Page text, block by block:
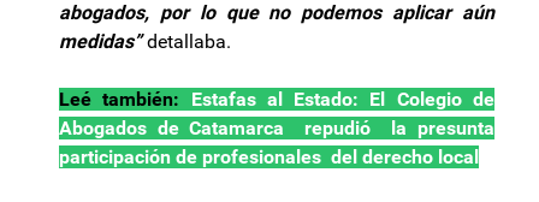
abogados, por lo que no podemos aplicar aún
medidas”detallaba.
Leé también: Estafas al Estado: El Colegio de
Abogados de Catamarca repudió la presunta
participación de profesionales del derecho local